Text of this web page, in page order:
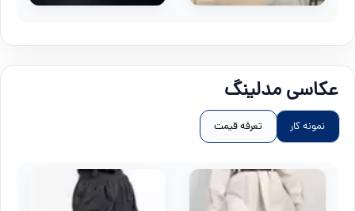
عکاسی مدلینگ
نمونه کار تعرفه قیمت